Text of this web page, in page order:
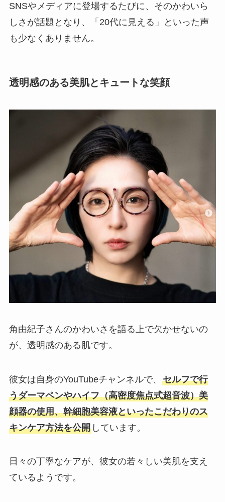
SNSやメディアに登場するたびに、そのかわいら
しさが話題となり、「20代に見える」といった声
も少なくありません。
透明感のある美肌とキュートな笑顔
角由紀子さんのかわいさを語る上で欠かせないの
が、透明感のある肌です。
彼女は自身のYouTubeチャンネルで、 セルフで行
うダーマペンやハイフ（高密度焦点式超音波）美
顔器の使用、幹細胞美容液といったこだわりのス
キンケア方法を公開しています。
日々の丁寧なケアが、彼女の若々しい美肌を支え
ているようです。